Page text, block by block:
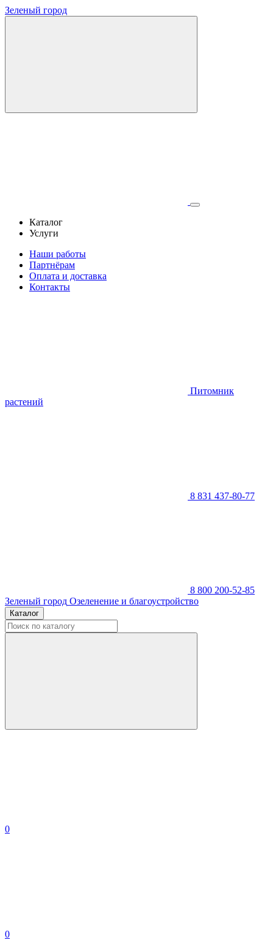
Зеленый город
Каталог
Услуги
Наши работы
Партнёрам
Оплата и доставка
Контакты
Питомник
растений
8 831 437-80-77
8 800 200-52-85
Зеленый город Озеленение и благоустройство
Каталог
0
0